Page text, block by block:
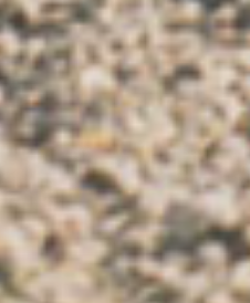
Nice en 1977. Elle a étudié aux
York. Diplômée depuis 2001 elle
Zurich.